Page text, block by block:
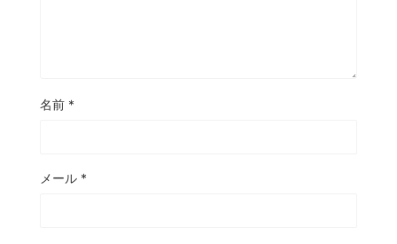
名前 *
メール *